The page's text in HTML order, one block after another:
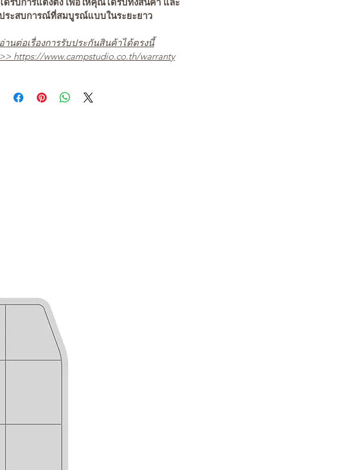
ระสบการณ์ที่สมบูรณ์แบบในระยะยาว
อ่านต่อเรื่องการรับประกันสินค้าได้ตรงนี้
>> https://www.campstudio.co.th/warranty